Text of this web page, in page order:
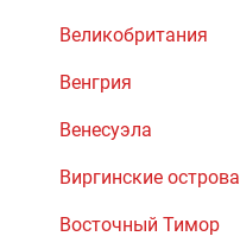
Великобритания
Венгрия
Венесуэла
Виргинские острова
Восточный Тимор